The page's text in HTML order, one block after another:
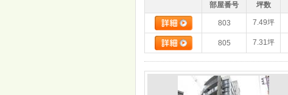
部屋番号 坪数
803 7.49坪
805 7.31坪